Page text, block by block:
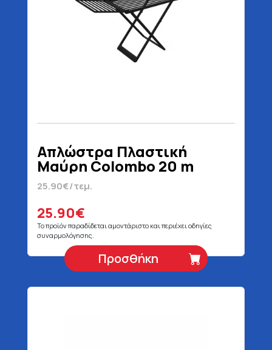
Απλώστρα Πλαστική
Μαύρη Colombo 20 m
25.90€/τεμ.
25.90€
Το προϊόν παραδίδεται αμοντάριστο και περιέχει οδηγίες
συναρμολόγησης.
Προσθήκη